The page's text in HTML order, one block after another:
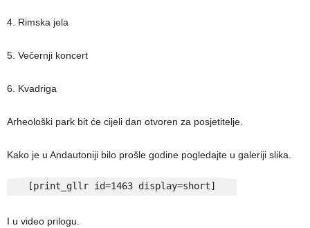
4. Rimska jela
5. Večernji koncert
6. Kvadriga
Arheološki park bit će cijeli dan otvoren za posjetitelje.
Kako je u Andautoniji bilo prošle godine pogledajte u galeriji slika.
[print_gllr id=1463 display=short]
I u video prilogu.